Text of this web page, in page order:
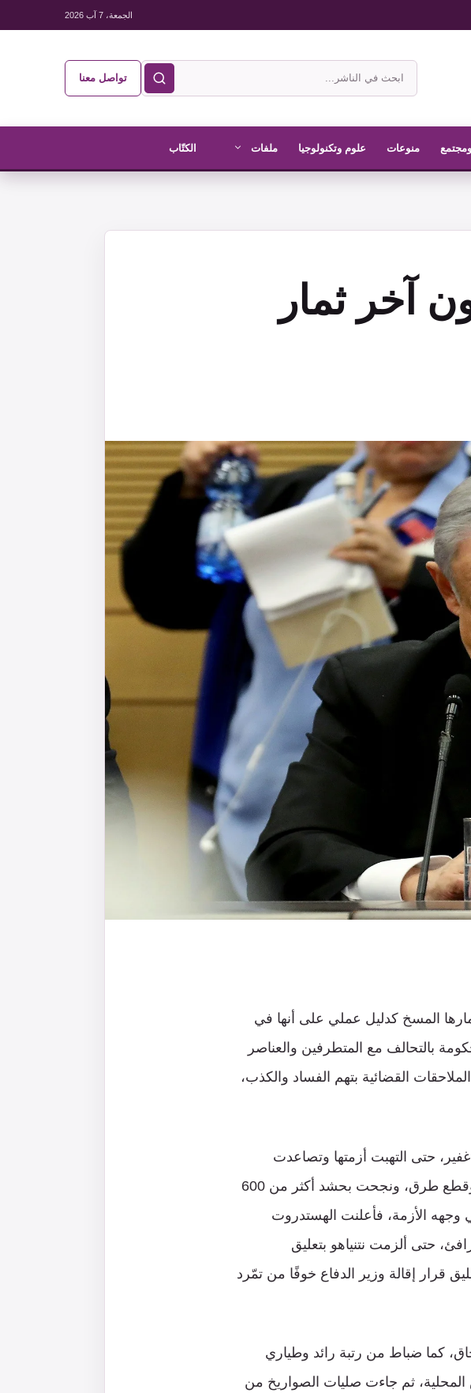
الجمعة، 7 آب 2026
ابحث
في
الناشر
تواصل معنا
منوعات علوم وتكنولوجيا ملفات الكتّاب
آخر ثمار
المسخ كدليل عملي على أنها في
بالتحالف مع المتطرفين والعناصر
القضائية بتهم الفساد والكذب،
حتى التهبت أزمتها وتصاعدت
بصورة درامية وغير مسبوقة، فدعت المعارضة إلى تظاهرات وقطع طرق، ونجحت بحشد أكثر من 600
وجهه الأزمة، فأعلنت الهستدروت
حتى ألزمت نتنياهو بتعليق
قرار إقالة وزير الدفاع خوفًا من تمّرد
كما ضباط من رتبة رائد وطياري
ثم جاءت صليات الصواريخ من